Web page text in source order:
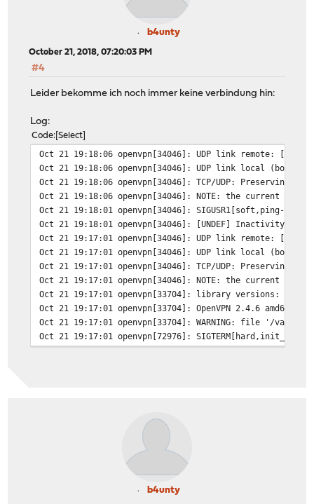
b4unty
October 21, 2018, 07:20:03 PM
#4
Leider bekomme ich noch immer keine verbindung hin:
Log:
Code Select
Oct 21 19:18:06 openvpn[34046]: UDP link remote:
Oct 21 19:18:06 openvpn[34046]: UDP link local (bound):
Oct 21 19:18:06 openvpn[34046]: TCP/UDP: Preserving
Oct 21 19:18:06 openvpn[34046]: NOTE: the current
Oct 21 19:18:01 openvpn[34046]: SIGUSR1[soft,ping-
Oct 21 19:18:01 openvpn[34046]: [UNDEF] Inactivity
Oct 21 19:17:01 openvpn[34046]: UDP link remote:
Oct 21 19:17:01 openvpn[34046]: UDP link local (bound):
Oct 21 19:17:01 openvpn[34046]: TCP/UDP: Preserving
Oct 21 19:17:01 openvpn[34046]: NOTE: the current
Oct 21 19:17:01 openvpn[33704]: library versions:
Oct 21 19:17:01 openvpn[33704]: OpenVPN 2.4.6 amd64-
Oct 21 19:17:01 openvpn[33704]: WARNING: file '/var/
Oct 21 19:17:01 openvpn[72976]:
b4unty